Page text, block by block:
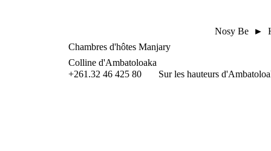
Nosy Be ►
Chambres d'hôtes Manjary
Colline d'Ambatoloaka
+261.32 46 425 80
Sur les hauteurs